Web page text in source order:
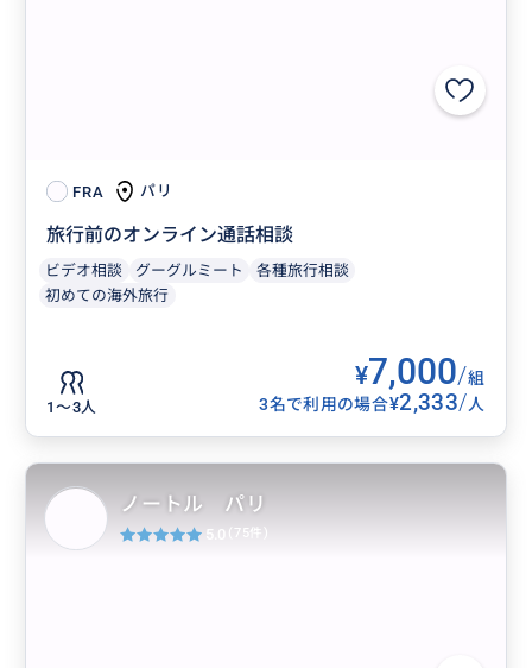
FRA パリ
旅行前のオンライン通話相談
ビデオ相談 グーグルミート
各種旅行相談
初めての海外旅行
1〜3人
¥7,000/組
3名で利用の場合¥2,333/人
ノートル パリ
5.0 (75件)